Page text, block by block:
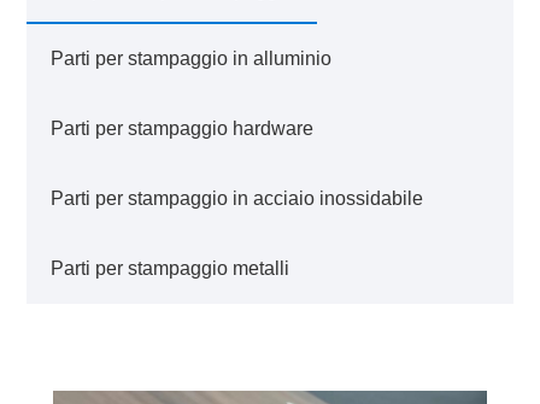
Parti per stampaggio in alluminio
Parti per stampaggio hardware
Parti per stampaggio in acciaio inossidabile
Parti per stampaggio metalli